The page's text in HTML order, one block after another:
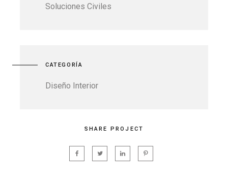
Soluciones Civiles
CATEGORÍA
Diseño Interior
SHARE PROJECT